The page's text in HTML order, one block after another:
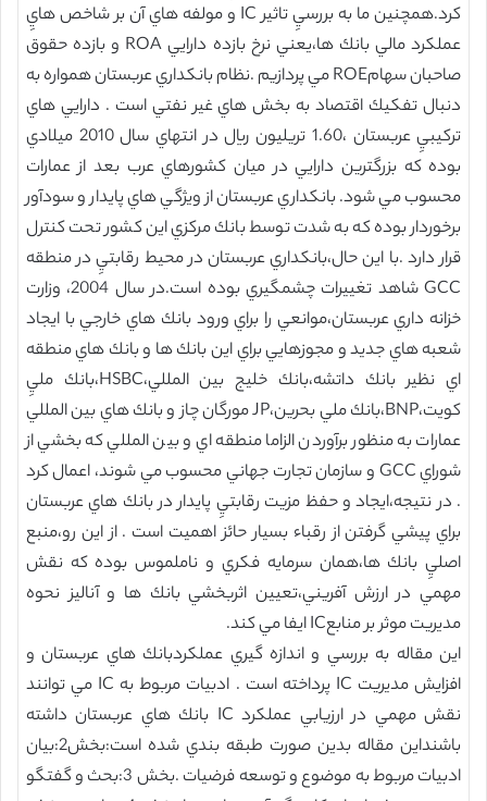
كرد.همچنين ما به بررسيِ تاثير IC و مولفه هاي آن بر شاخص هايِ
عملكرد مالي بانك ها،يعني نرخ بازده دارايي ROA و بازده حقوق
صاحبان سهامROE مي پردازيم .نظام بانكداري عربستان همواره به
دنبال تفكيك اقتصاد به بخش هاي غير نفتي است . دارايي هاي
تركيبيِ عربستان ،1.60 تريليون ريال در انتهاي سال 2010 ميلادي
بوده كه بزرگترين دارايي در ميان كشورهاي عرب بعد از عمارات
محسوب مي شود. بانكداري عربستان از ويژگي هاي پايدار و سودآور
برخوردار بوده كه به شدت توسط بانك مركزي اين كشور تحت كنترل
قرار دارد .با اين حال،بانكداري عربستان در محيط رقابتيِ‌ در منطقه
GCC شاهد تغييرات چشمگيري بوده است.در سال 2004، وزارت
خزانه داري عربستان،موانعي را براي ورود بانك هاي خارجي با ايجاد
شعبه هاي جديد و مجوزهايي براي اين بانك ها و بانك هاي منطقه
اي نظير بانك داتشه،بانك خليج بين المللي،HSBC،بانك مليِ
كويت،BNP،بانك ملي بحرين،JP مورگان چاز و بانك هاي بين المللي
عمارات به منظور برآوردن الزاما منطقه اي و بين المللي كه بخشي از
شوراي GCC و سازمان تجارت جهاني محسوب مي شوند، اعمال كرد
. در نتيجه،ايجاد و حفظ مزيت رقابتيِ پايدار در بانك هاي عربستان
براي پيشي گرفتن از رقباء بسيار حائز اهميت است . از اين رو،منبع
اصليِ بانك ها،همان سرمايه فكري و ناملموس بوده كه نقش
مهمي در ارزش آفريني،تعيين اثربخشي بانك ها و آناليز نحوه
مديريت موثر بر منابعIC ايفا مي كند.
اين مقاله به بررسي و اندازه گيري عملكردبانك هاي عربستان و
افزايش مديريت IC پرداخته است . ادبيات مربوط به IC مي توانند
نقش مهمي در ارزيابي عملكرد IC بانك هاي عربستان داشته
باشنداين مقاله بدين صورت طبقه بندي شده است:بخش2:بيان
ادبيات مربوط به موضوع و توسعه فرضيات .بخش 3:بحث و گفتگو